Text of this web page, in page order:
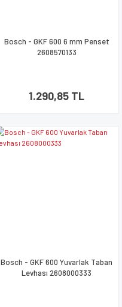
Bosch - GKF 600 6 mm Penset
2608570133
1.290,85 TL
Bosch - GKF 600 Yuvarlak Taban
Levhası 2608000333